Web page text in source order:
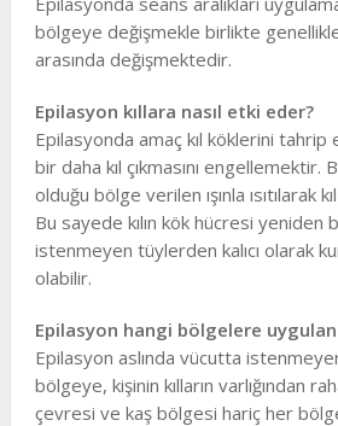
bölgeye değişmekle birlikte
arasında değişmektedir.
Epilasyon kıllara nasıl etki eder?
Epilasyonda amaç kıl köklerini tahrip
bir daha kıl çıkmasını engellemektir.
olduğu bölge verilen ışınla ısıtılarak
Bu sayede kılın kök hücresi yeniden
istenmeyen tüylerden kalıcı olarak
olabilir.
Epilasyon hangi bölgelere
Epilasyon aslında vücutta
bölgeye, kişinin kılların varlığından
çevresi ve kaş bölgesi hariç her